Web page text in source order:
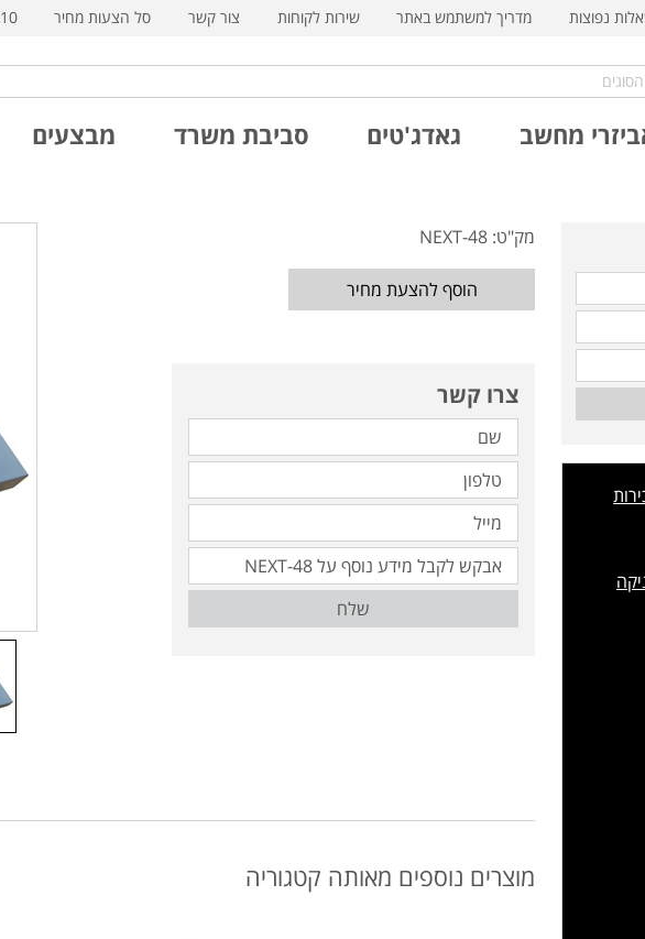
נפוצות מדריך למשתמש באתר שירות לקוחות צור קשר סל הצעות מחיר
מחשב גאדג'טים סביבת משרד מבצעים
מק"ט: NEXT-48
הוסף להצעת מחיר
צרו קשר
שלח
מוצרים נוספים מאותה קטגוריה